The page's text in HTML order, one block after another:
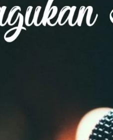
KEPADA KERABAT SENDIRI